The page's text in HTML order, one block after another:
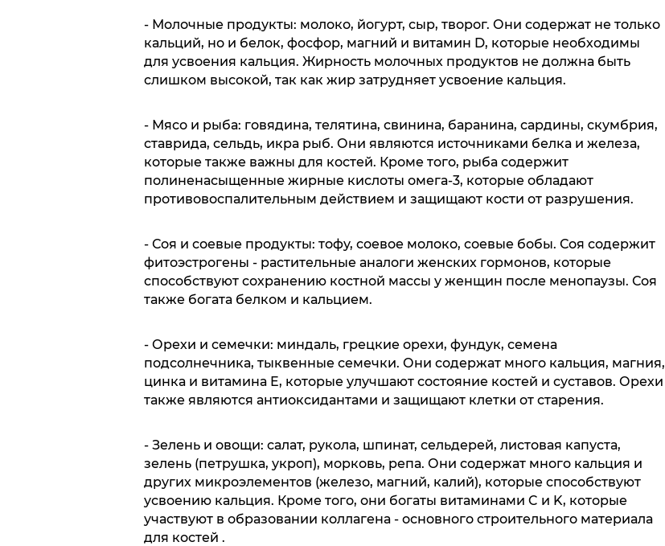
- Молочные продукты: молоко, йогурт, сыр, творог. Они содержат не только
кальций, но и белок, фосфор, магний и витамин D, которые необходимы
для усвоения кальция. Жирность молочных продуктов не должна быть
слишком высокой, так как жир затрудняет усвоение кальция.
- Мясо и рыба: говядина, телятина, свинина, баранина, сардины, скумбрия,
ставрида, сельдь, икра рыб. Они являются источниками белка и железа,
которые также важны для костей. Кроме того, рыба содержит
полиненасыщенные жирные кислоты омега-3, которые обладают
противовоспалительным действием и защищают кости от разрушения.
- Соя и соевые продукты: тофу, соевое молоко, соевые бобы. Соя содержит
фитоэстрогены - растительные аналоги женских гормонов, которые
способствуют сохранению костной массы у женщин после менопаузы. Соя
также богата белком и кальцием.
- Орехи и семечки: миндаль, грецкие орехи, фундук, семена
подсолнечника, тыквенные семечки. Они содержат много кальция, магния,
цинка и витамина E, которые улучшают состояние костей и суставов. Орехи
также являются антиоксидантами и защищают клетки от старения.
- Зелень и овощи: салат, рукола, шпинат, сельдерей, листовая капуста,
зелень (петрушка, укроп), морковь, репа. Они содержат много кальция и
других микроэлементов (железо, магний, калий), которые способствуют
усвоению кальция. Кроме того, они богаты витаминами C и K, которые
участвуют в образовании коллагена - основного строительного материала
для костей .